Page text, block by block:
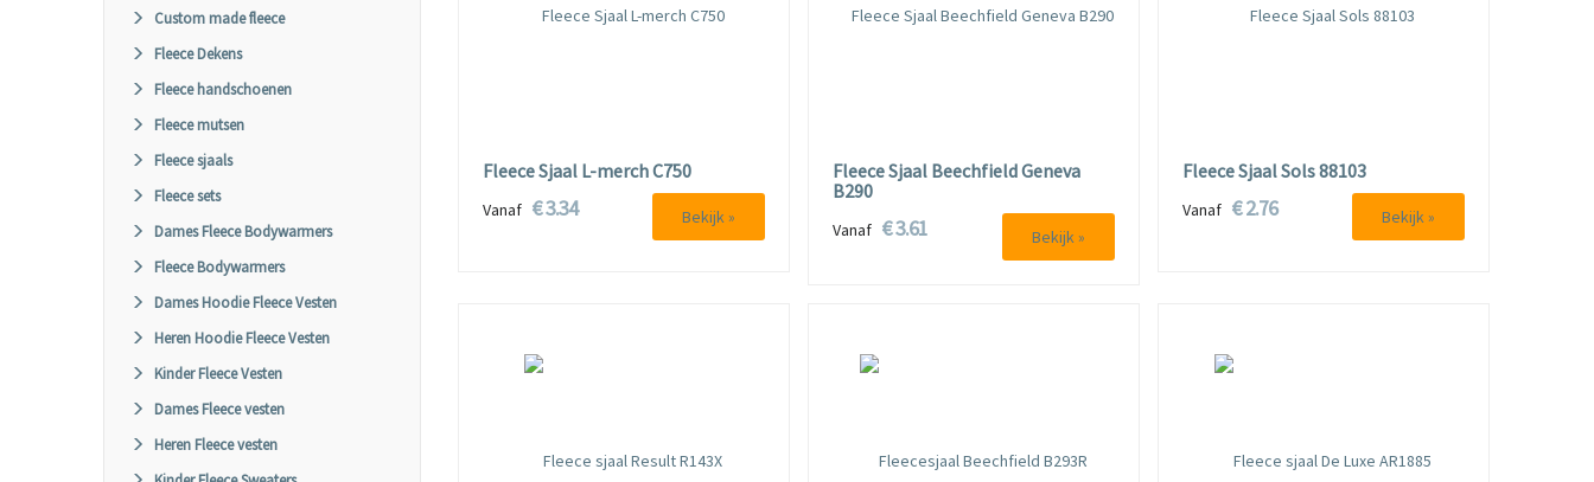
Custom made fleece
Fleece Dekens
Fleece handschoenen
Fleece mutsen
Fleece sjaals
Fleece sets
Dames Fleece Bodywarmers
Fleece Bodywarmers
Dames Hoodie Fleece Vesten
Heren Hoodie Fleece Vesten
Kinder Fleece Vesten
Dames Fleece vesten
Heren Fleece vesten
Fleece Sjaal L-merch C750
Vanaf € 3.34 Bekijk »
Fleece Sjaal Beechfield Geneva
B290
Vanaf € 3.61 Bekijk »
Fleece Sjaal Sols 88103
Vanaf € 2.76 Bekijk »